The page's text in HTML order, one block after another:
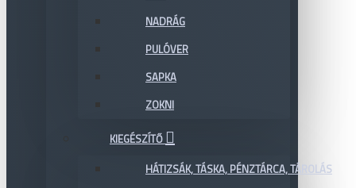
NADRÁG
PULÓVER
SAPKA
ZOKNI
KIEGÉSZÍTŐ
HÁTIZSÁK, TÁSKA, PÉNZTÁRCA, TÁROLÁS